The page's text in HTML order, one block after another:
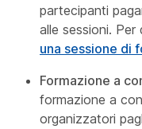
partecipanti
alle sessioni.
una sessione di
Formazione a
formazione a
organizzatori